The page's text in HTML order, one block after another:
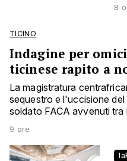
8
TICINO
Indagine per
ticinese rapito a
La magistratura
sequestro e l'uccisione
soldato FACA avvenuti tra
9 ore